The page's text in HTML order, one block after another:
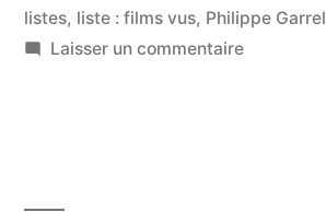
listes, liste : films vus, Philippe Garrel
Laisser un commentairesur